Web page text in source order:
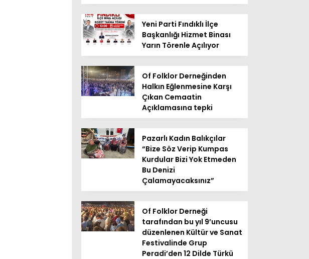
Yeni Parti Fındıklı İlçe
Başkanlığı Hizmet Binası
Yarın Törenle Açılıyor
Of Folklor Derneğinden
Halkın Eğlenmesine Karşı
Çıkan Cemaatin
Açıklamasına tepki
Pazarlı Kadın Balıkçılar
“Bize Söz Verip Kumpas
Kurdular Bizi Yok Etmeden
Bu Denizi
Çalamayacaksınız”
Of Folklor Derneği
tarafından bu yıl 9’uncusu
düzenlenen Kültür ve Sanat
Festivalinde Grup
Peradi’den 12 Dilde Türkü